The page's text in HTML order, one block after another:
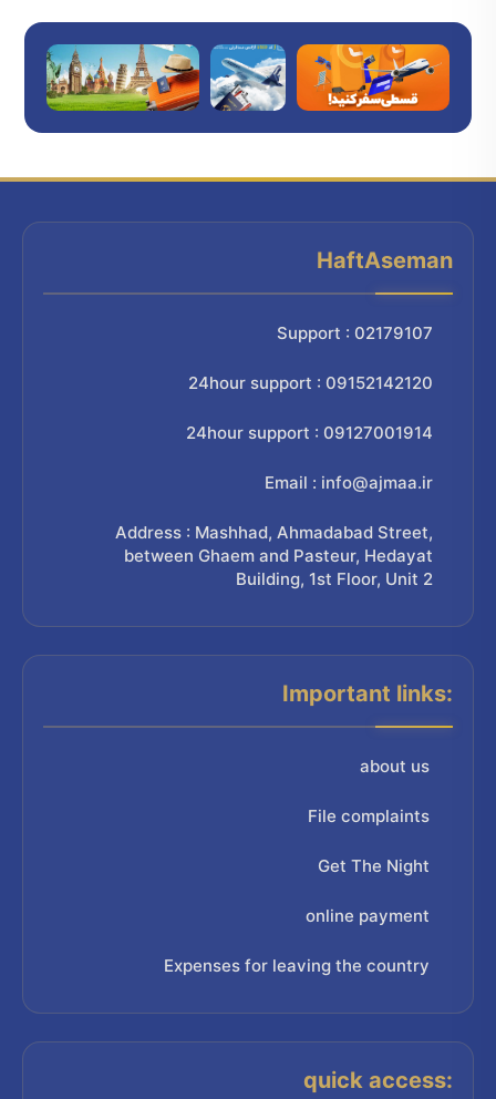
HaftAseman
Support : 02179107
24hour support : 09152142120
24hour support : 09127001914
Email : info@ajmaa.ir
Address : Mashhad, Ahmadabad Street,
between Ghaem and Pasteur, Hedayat
Building, 1st Floor, Unit 2
Important links:
about us
File complaints
Get The Night
online payment
Expenses for leaving the country
quick access: